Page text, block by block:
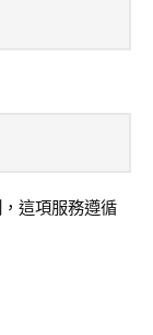
這項服務遵循